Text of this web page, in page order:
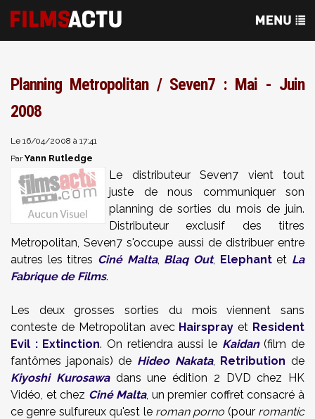
Planning Metropolitan / Seven7 : Mai - Juin
2008
Le 16/04/2008 à 17:41
ParYann Rutledge
Le distributeur Seven7 vient tout
juste de nous communiquer son
planning de sorties du mois de juin.
Distributeur exclusif des titres
Metropolitan, Seven7 s'occupe aussi de distribuer entre
autres les titres Ciné Malta, Blaq Out, Elephantet La
Fabrique de Films.
Les deux grosses sorties du mois viennent sans
conteste de Metropolitan avec Hairspray et Resident
Evil : Extinction. On retiendra aussi le Kaidan (film de
fantômes japonais) de Hideo Nakata, Retribution de
Kiyoshi Kurosawadans une édition 2 DVD chez HK
Vidéo, et chez Ciné Malta, un premier coffret consacré à
ce genre sulfureux qu'est le roman porno (pour romantic